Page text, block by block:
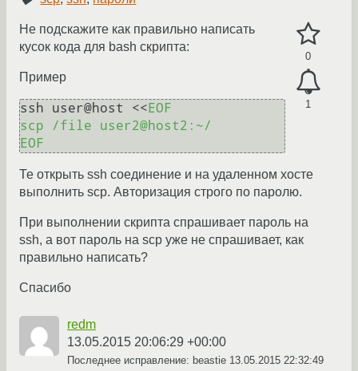
0
1
Не подскажите как правильно написать
кусок кода для bash скрипта:
Пример
ssh user@host << EOF
scp /file user2@host2:~/
EOF
Те открыть ssh соединение и на удаленном хосте
выполнить scp. Авторизация строго по паролю.
При выполнении скрипта спрашивает пароль на
ssh, а вот пароль на scp уже не спрашивает, как
правильно написать?
Спасибо
redm
13.05.2015 20:06:29 +00:00
Последнее исправление: beastie 13.05.2015 22:32:49